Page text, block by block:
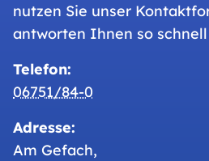
nutzen Sie unser
antworten Ihnen so
Telefon:
06751/84-0
Adresse:
Am Gefach,